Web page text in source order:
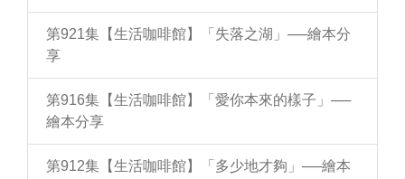
第921集【生活咖啡館】「失落之湖」──繪本分
享
第916集【生活咖啡館】「愛你本來的樣子」──
繪本分享
第912集【生活咖啡館】「多少地才夠」──繪本